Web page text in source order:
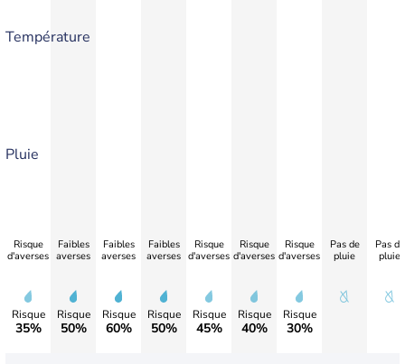
Température
Pluie
Risque
d'averses
Risque
35%
Faibles
averses
Risque
50%
Faibles
averses
Risque
60%
Faibles
averses
Risque
50%
Risque
d'averses
Risque
45%
Risque
d'averses
Risque
40%
Risque
d'averses
Risque
30%
Pas de
pluie
Pas de
pluie